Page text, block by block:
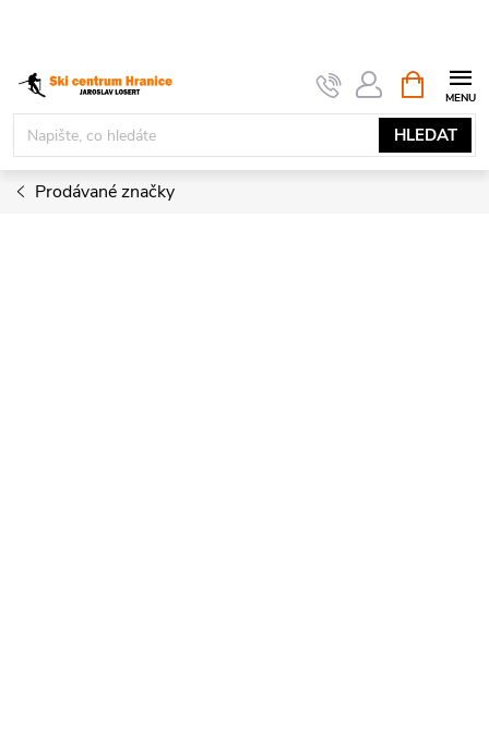
obsah
HLEDAT
NÁKUPNÍ
KOŠÍK
Prodávané značky